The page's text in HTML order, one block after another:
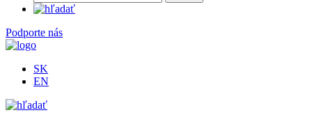
Podporte nás
SK
EN